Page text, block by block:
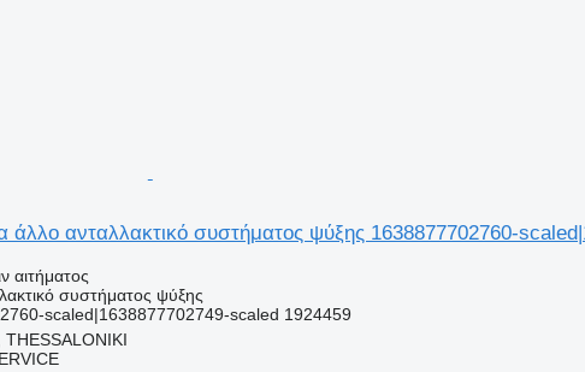
άλλο ανταλλακτικό συστήματος ψύξης 1638877702760-
αιτήματος
συστήματος ψύξης
scaled|1638877702749-scaled 1924459
THESSALONIKI